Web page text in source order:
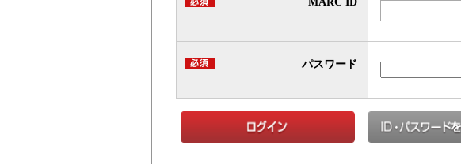
パスワード